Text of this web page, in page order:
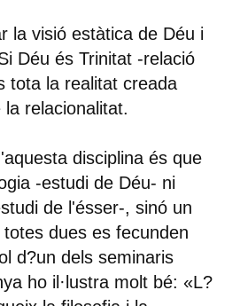
la visió estàtica de Déu i
Déu és Trinitat -relació
tota la realitat creada
relacionalitat.
disciplina és que
-estudi de Déu- ni
de l'ésser-, sinó un
dues es fecunden
d?un dels seminaris
ho il·lustra molt bé: «L?